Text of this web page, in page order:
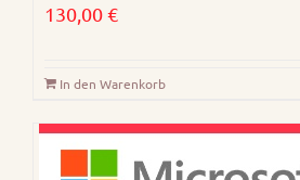
130,00€
In den Warenkorb